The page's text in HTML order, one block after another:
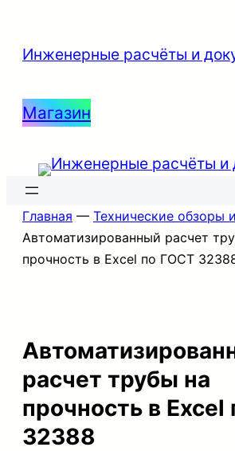
Инженерные расчёты и
Магазин
Главная — Технические обзоры
Автоматизированный расчет
прочность в Excel по ГОСТ
расчет трубы на
прочность в
32388